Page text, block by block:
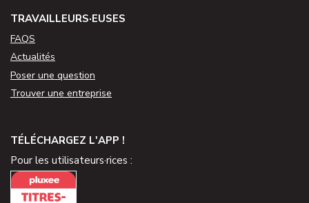
TRAVAILLEURS·EUSES
FAQS
Actualités
Poser une question
Trouver une entreprise
TÉLÉCHARGEZ L'APP !
Pour les utilisateurs·rices :